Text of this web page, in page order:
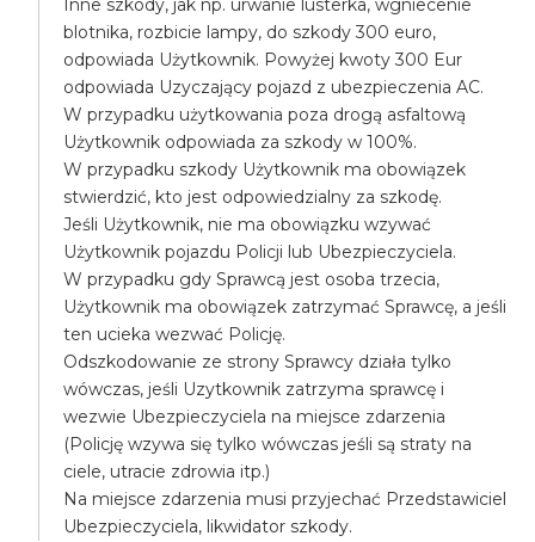
Inne szkody, jak np. urwanie lusterka, wgniecenie
blotnika, rozbicie lampy, do szkody 300 euro,
odpowiada Użytkownik. Powyżej kwoty 300 Eur
odpowiada Uzyczający pojazd z ubezpieczenia AC.
W przypadku użytkowania poza drogą asfaltową
Użytkownik odpowiada za szkody w 100%.
W przypadku szkody Użytkownik ma obowiązek
stwierdzić, kto jest odpowiedzialny za szkodę.
Jeśli Użytkownik, nie ma obowiązku wzywać
Użytkownik pojazdu Policji lub Ubezpieczyciela.
W przypadku gdy Sprawcą jest osoba trzecia,
Użytkownik ma obowiązek zatrzymać Sprawcę, a jeśli
ten ucieka wezwać Policję.
Odszkodowanie ze strony Sprawcy działa tylko
wówczas, jeśli Uzytkownik zatrzyma sprawcę i
wezwie Ubezpieczyciela na miejsce zdarzenia
(Policję wzywa się tylko wówczas jeśli są straty na
ciele, utracie zdrowia itp.)
Na miejsce zdarzenia musi przyjechać Przedstawiciel
Ubezpieczyciela, likwidator szkody.